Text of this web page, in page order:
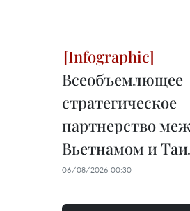
Всеобъемлющее
стратегическое
партнерство
Вьетнамом и
06/08/2026 00:30